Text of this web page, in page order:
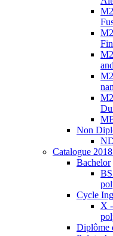
Non
Catalogue
Bachelor
Cycle
X
Diplôme